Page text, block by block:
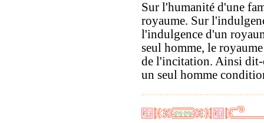
Sur l'humanité d'une
royaume. Sur
l'indulgence d'un
seul homme, le
de l'incitation. Ainsi
un seul homme